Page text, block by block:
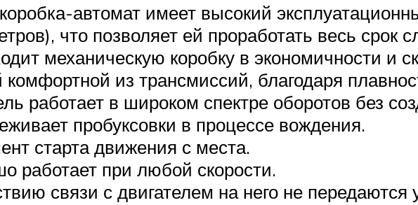
автомат имеет высокий
что позволяет ей проработать весь срок
механическую коробку в экономичности и
из трансмиссий, благодаря
работает в широком спектре оборотов без
пробуксовки в процессе вождения.
старта движения с места.
работает при любой скорости.
связи с двигателем на него не